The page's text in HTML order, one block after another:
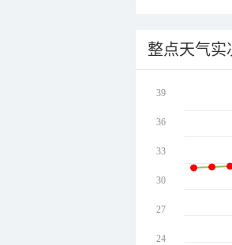
整点天气实
39
36
33
30
27
24